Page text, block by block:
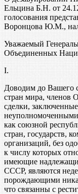
Ельцина Б.Н. от
голосования
Воронцова Ю.М.,
Уважаемый
Объединенных
I.
Доводим до Вашего
стран мира, членов
сделки,
как союзной
стран, государств,
организаций, без
к числу которых
имеющие
СССР, являются
порождающими
что связанны с